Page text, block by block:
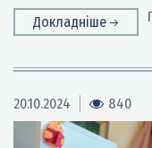
Докладніше
20.10.2024 840